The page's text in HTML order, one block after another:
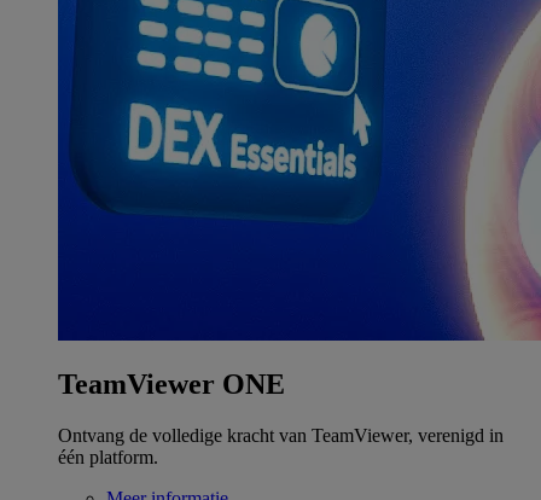
TeamViewer ONE
Ontvang de volledige kracht van TeamViewer, verenigd in
één platform.